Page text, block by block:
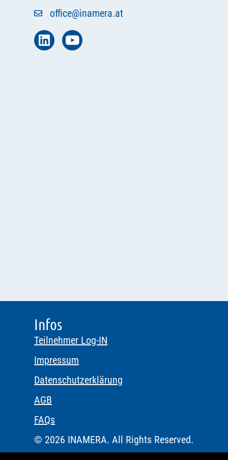
office@inamera.at
Infos
Teilnehmer Log-IN
Impressum
Datenschutzerklärung
AGB
FAQs
© 2026 INAMERA. All Rights Reserved.